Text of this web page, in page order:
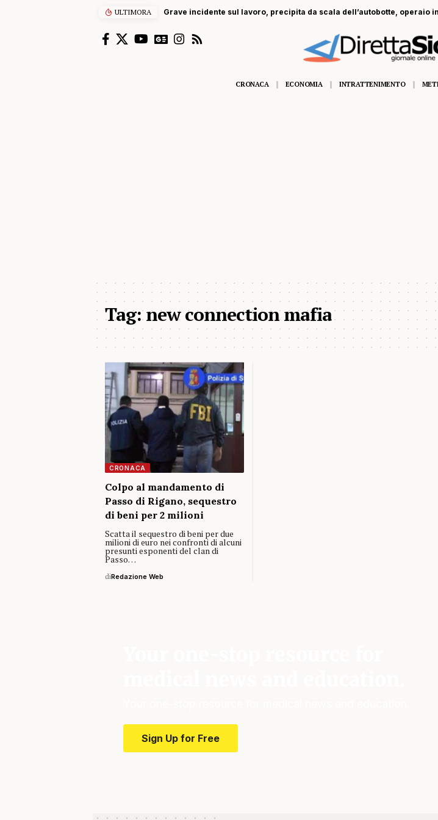
ULTIMORA Grave incidente sul lavoro, precipita da scala dell’autobotte, operaio
CRONACA ECONOMIA INTRATTENIMENTO
Tag:new connection mafia
CRONACA
Colpo al mandamento di
Passo di Rigano, sequestro
di beni per 2 milioni
Scatta il sequestro di beni per due
milioni di euro nei confronti di alcuni
presunti esponenti del clan di
Passo…
diRedazione Web
Sign Up for Free